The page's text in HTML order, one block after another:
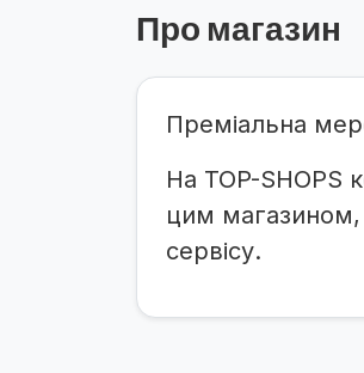
Про магазин
Преміальна
На TOP-SHOPS
цим магазином,
сервісу.